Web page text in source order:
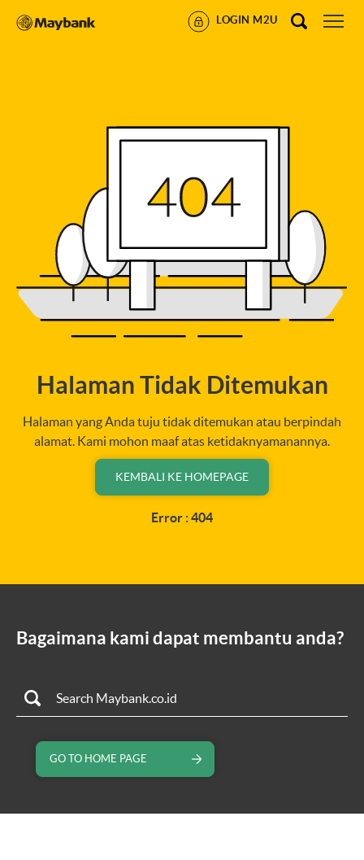
LOGIN M2U
Halaman Tidak Ditemukan
Halaman yang Anda tuju tidak ditemukan atau berpindah
alamat. Kami mohon maaf atas ketidaknyamanannya.
KEMBALI KE HOMEPAGE
Error : 404
Bagaimana kami dapat membantu anda?
GO TO HOME PAGE